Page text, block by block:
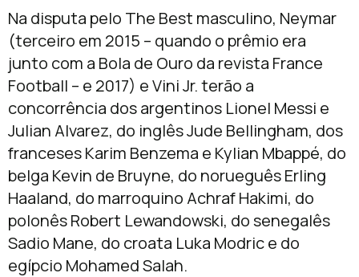
Na disputa pelo The Best masculino, Neymar
(terceiro em 2015 – quando o prêmio era
junto com a Bola de Ouro da revista France
Football – e 2017) e Vini Jr. terão a
concorrência dos argentinos Lionel Messi e
Julian Alvarez, do inglês Jude Bellingham, dos
franceses Karim Benzema e Kylian Mbappé, do
belga Kevin de Bruyne, do norueguês Erling
Haaland, do marroquino Achraf Hakimi, do
polonês Robert Lewandowski, do senegalês
Sadio Mane, do croata Luka Modric e do
egípcio Mohamed Salah.